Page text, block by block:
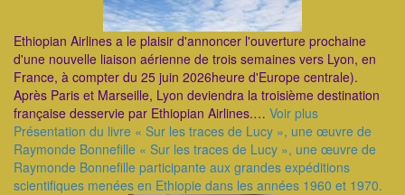
Ethiopian Airlines a le plaisir d'annoncer l'ouverture prochaine
d'une nouvelle liaison aérienne de trois semaines vers Lyon, en
France, à compter du 25 juin 2026heure d'Europe centrale).
Après Paris et Marseille, Lyon deviendra la troisième destination
française desservie par Ethiopian Airlines.… Voir plus
Présentation du livre « Sur les traces de Lucy », une œuvre de
Raymonde Bonnefille ​« Sur les traces de Lucy », une œuvre de
Raymonde Bonnefille participante aux grandes expéditions
scientifiques menées en Ethiopie dans les années 1960 et 1970.